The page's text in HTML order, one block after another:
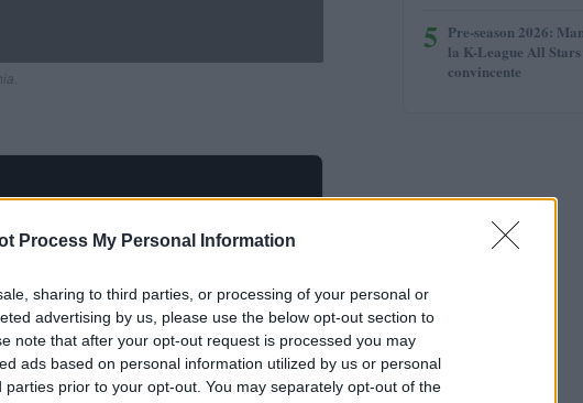
Process My Personal Information
sharing to third parties, or processing of your personal or
advertising by us, please use the below opt-out section to
note that after your opt-out request is processed you may
ads based on personal information utilized by us or personal
parties prior to your opt-out. You may separately opt-out of the
5 Pre-season 2026:
la K-League All
convincente